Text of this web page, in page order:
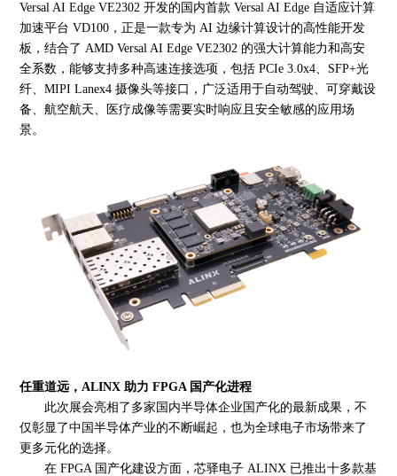
Versal AI Edge VE2302 开发的国内首款 Versal AI Edge 自适应计算
加速平台 VD100，正是一款专为 AI 边缘计算设计的高性能开发
板，结合了 AMD Versal AI Edge VE2302 的强大计算能力和高安
全系数，能够支持多种高速连接选项，包括 PCIe 3.0x4、SFP+光
纤、MIPI Lanex4 摄像头等接口，广泛适用于自动驾驶、可穿戴设
备、航空航天、医疗成像等需要实时响应且安全敏感的应用场
景。
任重道远，ALINX 助力 FPGA 国产化进程
此次展会亮相了多家国内半导体企业国产化的最新成果，不
仅彰显了中国半导体产业的不断崛起，也为全球电子市场带来了
更多元化的选择。
在FPGA 国产化建设方面，芯驿电子 ALINX 已推出十多款基